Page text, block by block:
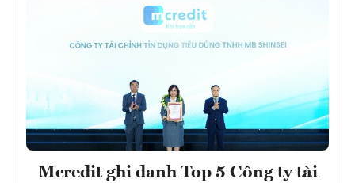
Mcredit ghi danh Top 5 Công ty tài